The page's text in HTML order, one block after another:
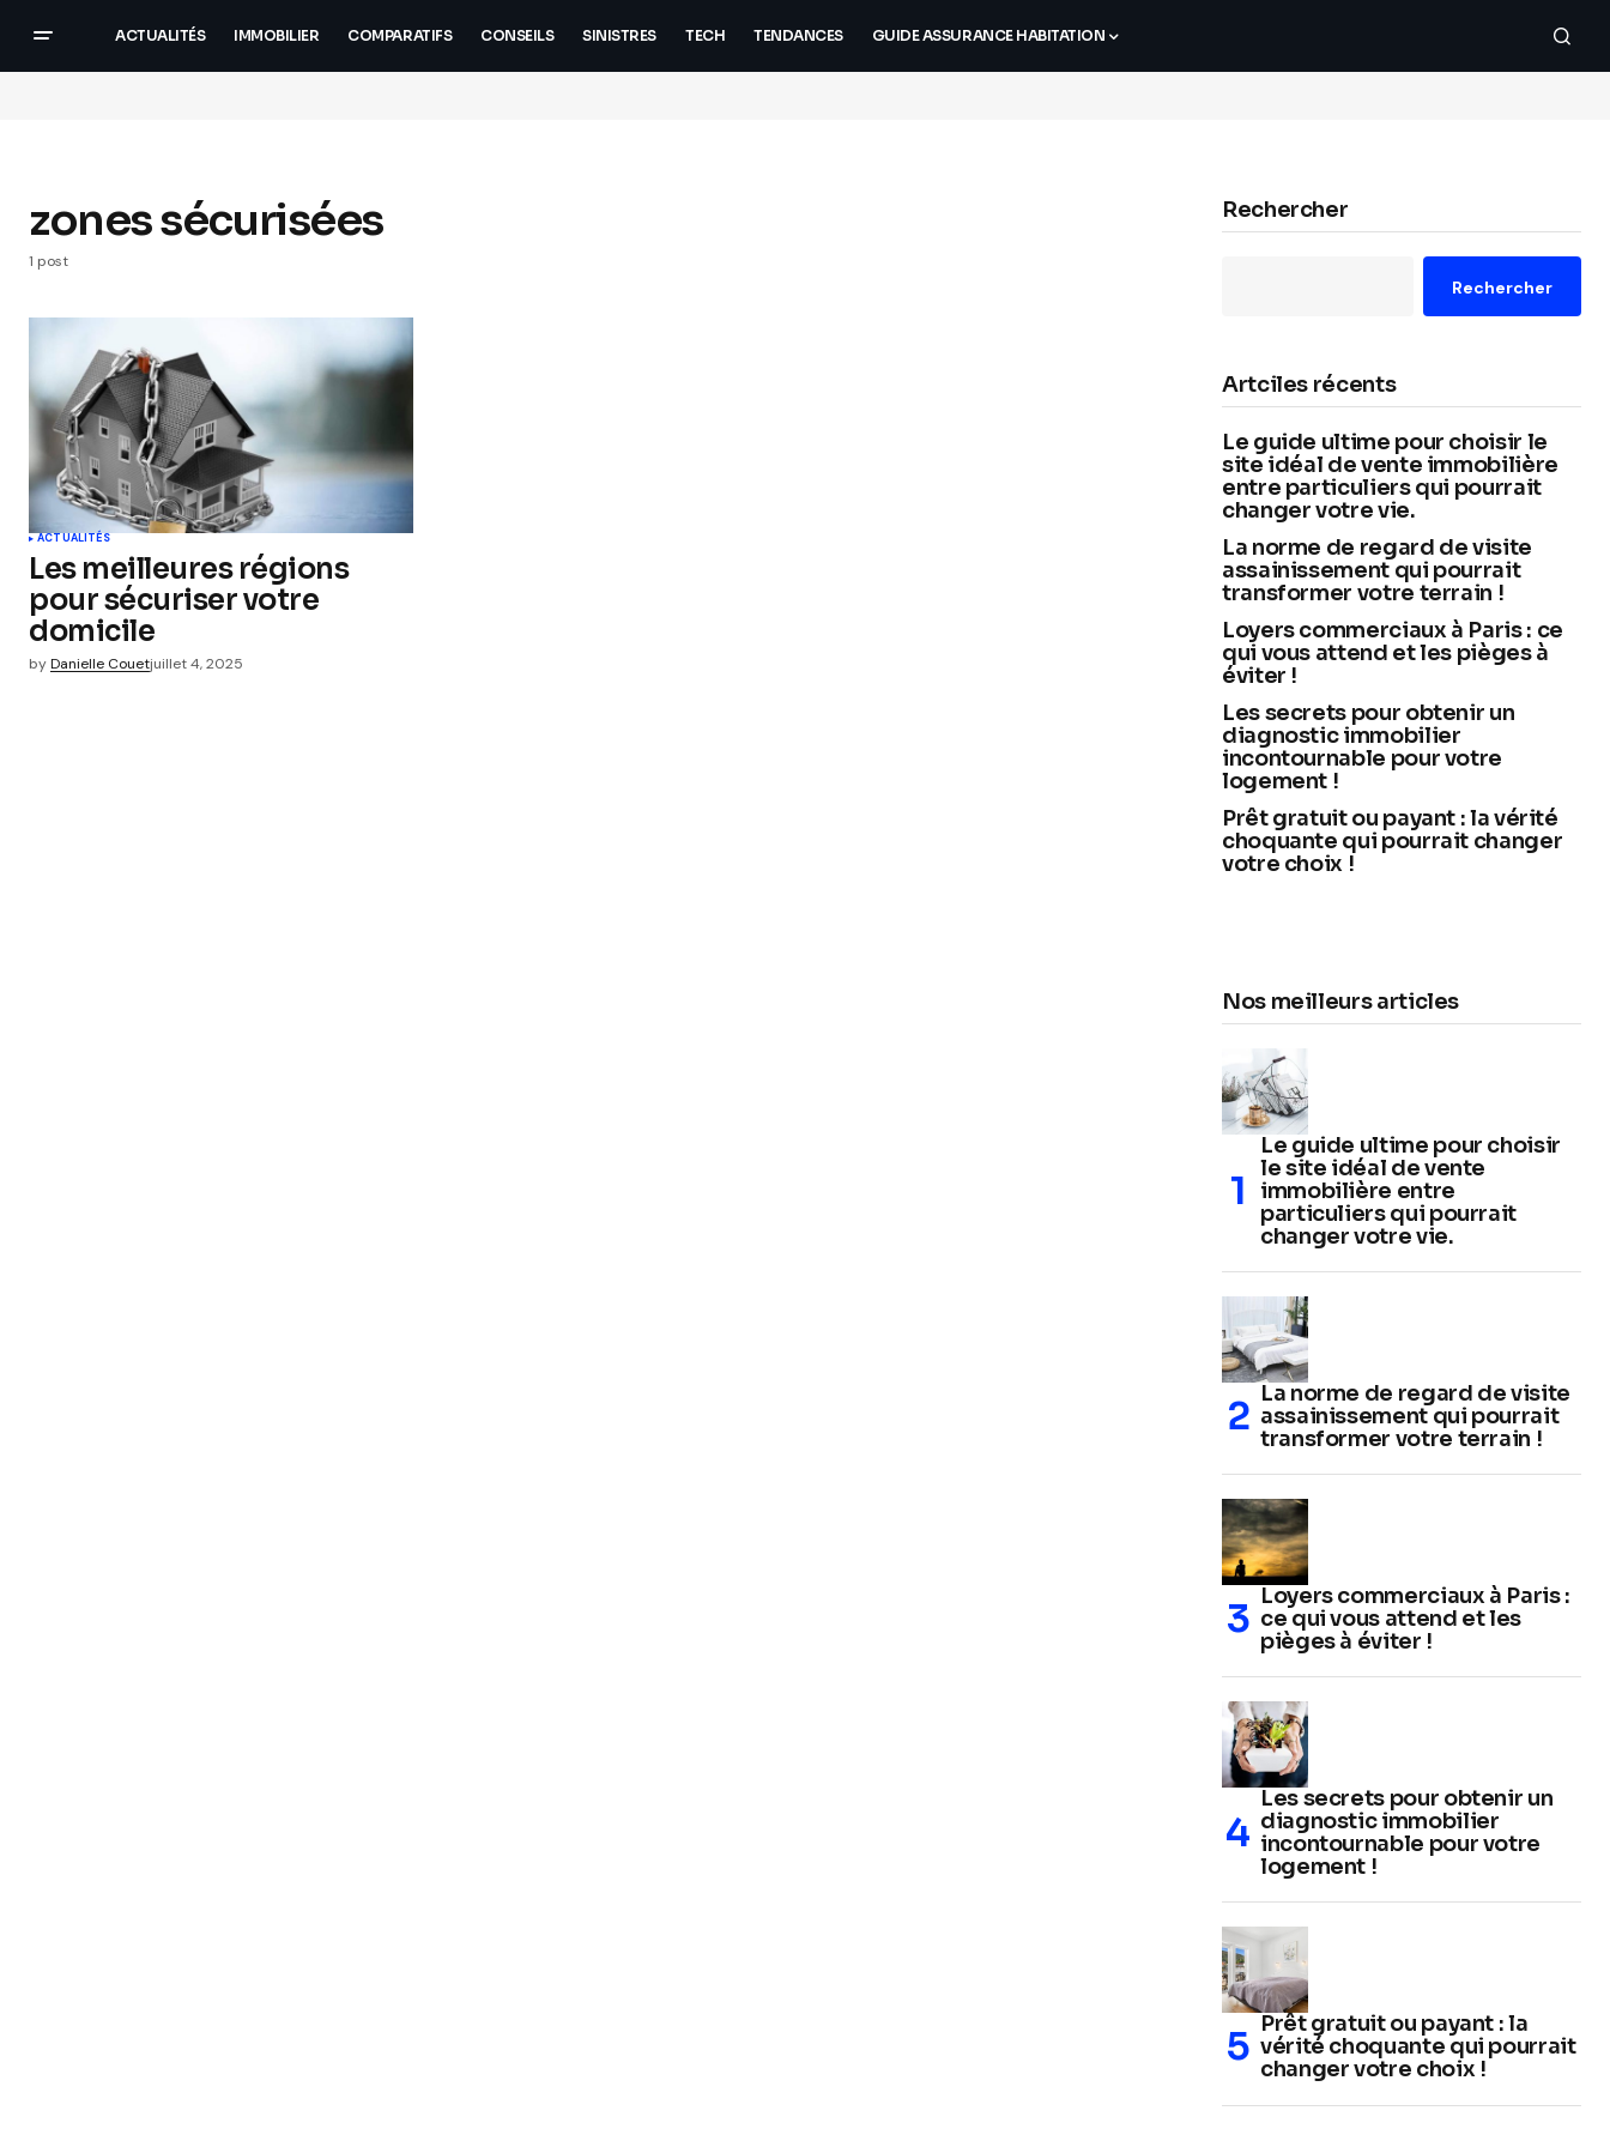
ACTUALITÉS IMMOBILIER COMPARATIFS CONSEILS SINISTRES TECH TENDANCES GUIDE ASSURANCE HABITATION
zones sécurisées
1 post
ACTUALITÉS
Les meilleures régions
pour sécuriser votre
domicile
byDanielle Couetjuillet 4, 2025
Rechercher
Rechercher
Artciles récents
Le guide ultime pour choisir le
site idéal de vente immobilière
entre particuliers qui pourrait
changer votre vie.
La norme de regard de visite
assainissement qui pourrait
transformer votre terrain !
Loyers commerciaux à Paris : ce
qui vous attend et les pièges à
éviter !
Les secrets pour obtenir un
diagnostic immobilier
incontournable pour votre
logement !
Prêt gratuit ou payant : la vérité
choquante qui pourrait changer
votre choix !
Nos meilleurs articles
Le guide ultime pour choisir
le site idéal de vente
immobilière entre
particuliers qui pourrait
changer votre vie.
La norme de regard de visite
assainissement qui pourrait
transformer votre terrain !
Loyers commerciaux à Paris :
ce qui vous attend et les
pièges à éviter !
Les secrets pour obtenir un
diagnostic immobilier
incontournable pour votre
logement !
Prêt gratuit ou payant : la
vérité choquante qui pourrait
changer votre choix !